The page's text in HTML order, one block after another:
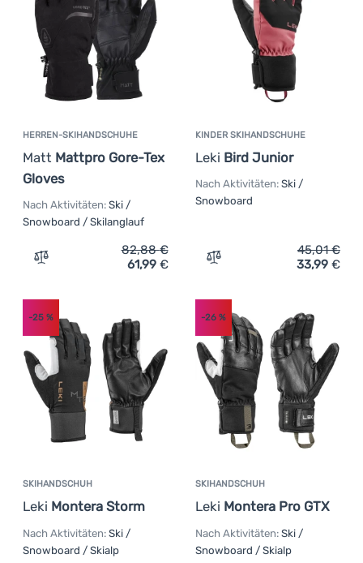
HERREN-SKIHANDSCHUHE
Matt Mattpro Gore-Tex
Gloves
Nach Aktivitäten: Ski /
Snowboard / Skilanglauf
Zum Vergleich 'Herren-Skihandschuhe Matt Mattpro
82,88€
61,99 €
KINDER SKIHANDSCHUHE
Leki Bird Junior
Nach Aktivitäten: Ski /
Snowboard
Zum Vergleich 'Kinder
45,01€
33,99 €
SKIHANDSCHUH
Leki Montera Storm
-25 %
Nach Aktivitäten: Ski /
Snowboard / Skialp
SKIHANDSCHUH
Leki Montera Pro GTX
-26%
Nach Aktivitäten: Ski /
Snowboard / Skialp